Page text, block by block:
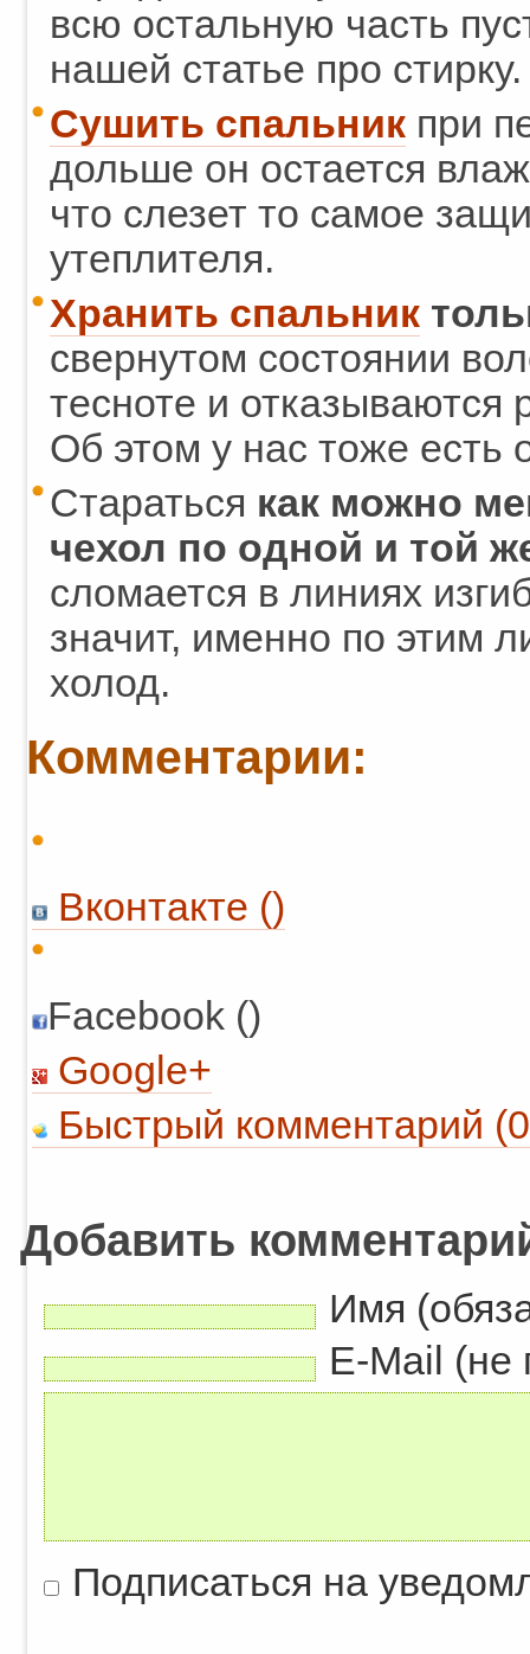
всю остальную часть
нашей статье про стирку.
Сушить спальник при
дольше он остается
что слезет то самое
утеплителя.
Хранить спальник
свернутом состоянии
тесноте и отказываются
Об этом у нас тоже есть
Стараться как можно
чехол по одной и той
сломается в линиях
значит, именно по этим
холод.
Комментарии:
Вконтакте ()
Facebook ()
Google+
Быстрый комментарий
Добавить
Имя
E-Mail (не
Подписаться на